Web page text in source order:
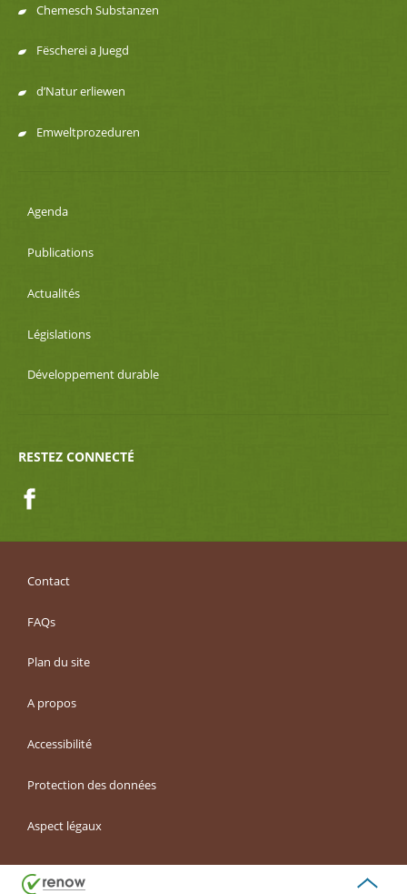
Chemesch Substanzen
Fëscherei a Juegd
d’Natur erliewen
Emweltprozeduren
Agenda
Publications
Actualités
Législations
Développement durable
RESTEZ CONNECTÉ
Contact
FAQs
Plan du site
A propos
Accessibilité
Protection des données
Aspect légaux